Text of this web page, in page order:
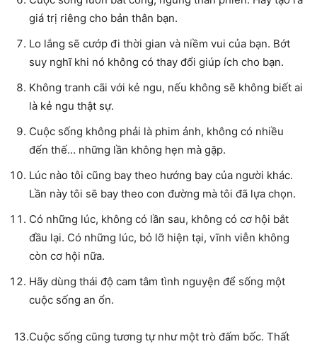
giá trị riêng cho bản thân bạn.
Lo lắng sẽ cướp đi thời gian và niềm vui của bạn. Bớt
suy nghĩ khi nó không có thay đổi giúp ích cho bạn.
Không tranh cãi với kẻ ngu, nếu không sẽ không biết ai
là kẻ ngu thật sự.
Cuộc sống không phải là phim ảnh, không có nhiều
đến thế… những lần không hẹn mà gặp.
Lúc nào tôi cũng bay theo hướng bay của người khác.
Lần này tôi sẽ bay theo con đường mà tôi đã lựa chọn.
Có những lúc, không có lần sau, không có cơ hội bắt
đầu lại. Có những lúc, bỏ lỡ hiện tại, vĩnh viễn không
còn cơ hội nữa.
Hãy dùng thái độ cam tâm tình nguyện để sống một
cuộc sống an ổn.
13.Cuộc sống cũng tương tự như một trò đấm bốc. Thất